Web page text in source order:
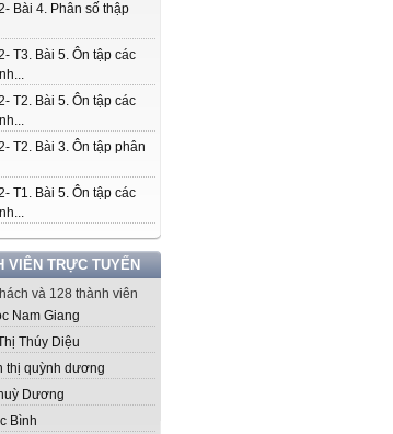
Bài 4. Phân số thập
T3. Bài 5. Ôn tập các
T2. Bài 5. Ôn tập các
T2. Bài 3. Ôn tập phân
T1. Bài 5. Ôn tập các
VIÊN TRỰC TUYẾN
và 128 thành viên
Nam Giang
Thúy Diệu
thị quỳnh dương
Dương
Bình